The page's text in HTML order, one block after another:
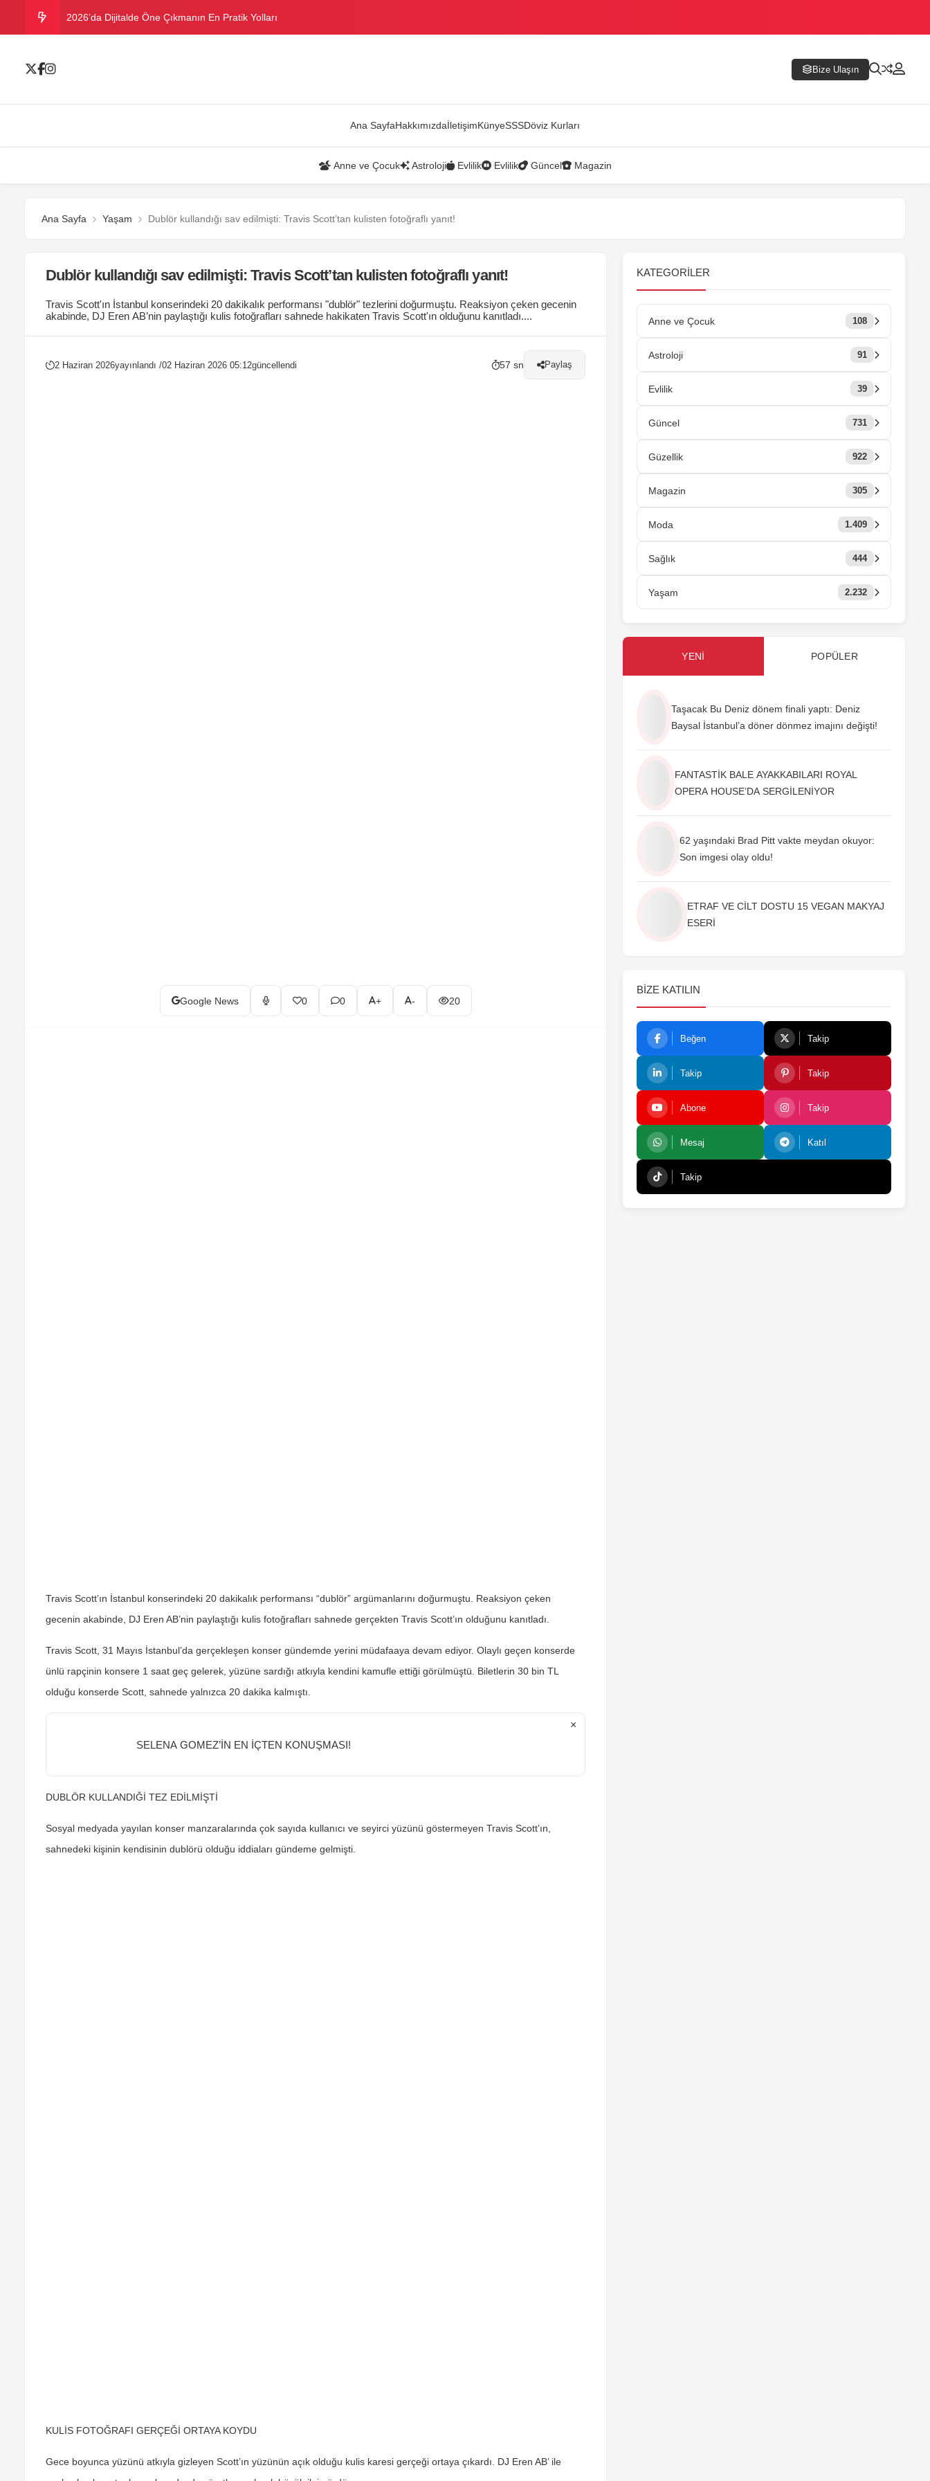
2026’da Dijitalde Öne Çıkmanın En Pratik Yolları
Bize Ulaşın
Ana SayfaHakkımızdaİletişimKünyeSSSDöviz Kurları
Anne ve Çocuk Astroloji Evlilik Evlilik Güncel Magazin
Ana Sayfa Yaşam Dublör kullandığı sav edilmişti: Travis Scott’tan kulisten fotoğraflı yanıt!
Dublör kullandığı sav edilmişti: Travis Scott’tan kulisten fotoğraflı yanıt!
Travis Scott'ın İstanbul konserindeki 20 dakikalık performansı "dublör" tezlerini doğurmuştu. Reaksiyon çeken gecenin
akabinde, DJ Eren AB’nin paylaştığı kulis fotoğrafları sahnede hakikaten Travis Scott'ın olduğunu kanıtladı....
2 Haziran 2026yayınlandı /02 Haziran 2026 05:12güncellendi 57 sn Paylaş
Google News 0 0 + - 20
Travis Scott’ın İstanbul konserindeki 20 dakikalık performansı “dublör” argümanlarını doğurmuştu. Reaksiyon çeken
gecenin akabinde, DJ Eren AB’nin paylaştığı kulis fotoğrafları sahnede gerçekten Travis Scott’ın olduğunu kanıtladı.
Travis Scott, 31 Mayıs İstanbul’da gerçekleşen konser gündemde yerini müdafaaya devam ediyor. Olaylı geçen konserde
ünlü rapçinin konsere 1 saat geç gelerek, yüzüne sardığı atkıyla kendini kamufle ettiği görülmüştü. Biletlerin 30 bin TL
olduğu konserde Scott, sahnede yalnızca 20 dakika kalmıştı.
SELENA GOMEZ’İN EN İÇTEN KONUŞMASI!
×
DUBLÖR KULLANDIĞİ TEZ EDİLMİŞTİ
Sosyal medyada yayılan konser manzaralarında çok sayıda kullanıcı ve seyirci yüzünü göstermeyen Travis Scott’ın,
sahnedeki kişinin kendisinin dublörü olduğu iddiaları gündeme gelmişti.
KULİS FOTOĞRAFI GERÇEĞİ ORTAYA KOYDU
Gece boyunca yüzünü atkıyla gizleyen Scott’ın yüzünün açık olduğu kulis karesi gerçeği ortaya çıkardı. DJ Eren AB’ ile
KATEGORILER
Anne ve Çocuk 108
Astroloji 91
Evlilik 39
Güncel 731
Güzellik 922
Magazin 305
Moda 1.409
Sağlık 444
Yaşam 2.232
YENI POPÜLER
Taşacak Bu Deniz dönem finali yaptı: Deniz
Baysal İstanbul’a döner dönmez imajını değişti!
FANTASTİK BALE AYAKKABILARI ROYAL
OPERA HOUSE’DA SERGİLENİYOR
62 yaşındaki Brad Pitt vakte meydan okuyor:
Son imgesi olay oldu!
ETRAF VE CİLT DOSTU 15 VEGAN MAKYAJ
ESERİ
BIZE KATILIN
Beğen Takip
Takip Takip
Abone Takip
Mesaj Katıl
Takip